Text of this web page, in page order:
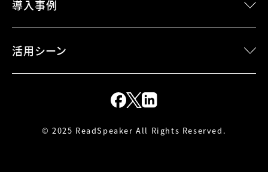
speechEngine SDK Embedded
speechServer
speechCloud API
サンプル音声
導入事例
活用シーン
デバイス© 2025 ReadSpeaker All Rights Reserved.